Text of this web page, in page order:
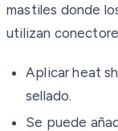
mastiles donde
utilizan
Aplicar heat
sellado.
Se puede